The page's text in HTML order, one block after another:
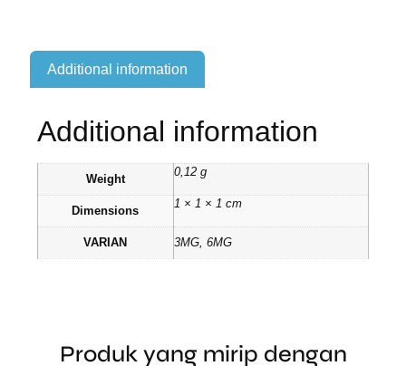
Additional information
Additional information
Weight
0,12 g
Dimensions
1 × 1 × 1 cm
VARIAN 3MG, 6MG
Produk yang mirip dengan